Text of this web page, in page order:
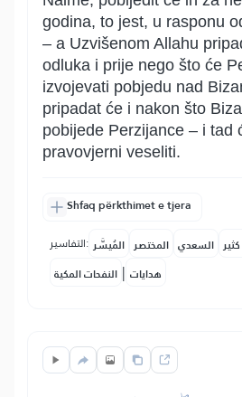
godina, to jest, u rasponu
– a Uzvišenom Allahu
odluka i prije nego što će
izvojevati pobjedu nad
pripadat će i nakon što
pobijede Perzijance – i tad
pravovjerni veseliti.
Shfaq përkthimet e tjera
التفاسير: المُيسَّر المختصر السعدي
النفحات المكية | هدايات